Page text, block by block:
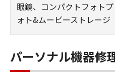
眼鏡、コンパクトフォト
ォト&ムービーストレージ
パーソナル機器修